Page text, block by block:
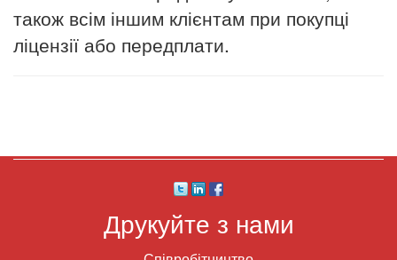
також всім іншим клієнтам при покупці
ліцензії або передплати.
Друкуйте з нами